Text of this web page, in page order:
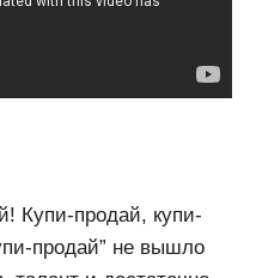
Купи-продай, купи-
продай” не вышло